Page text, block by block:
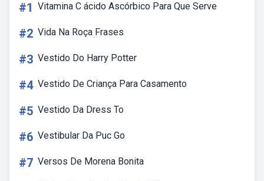
#1 Vitamina C ácido Ascórbico Para Que Serve
#2 Vida Na Roça Frases
#3 Vestido Do Harry Potter
#4 Vestido De Criança Para Casamento
#5 Vestido Da Dress To
#6 Vestibular Da Puc Go
#7 Versos De Morena Bonita